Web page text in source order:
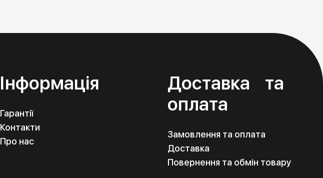
Інформація
Гарантії
Контакти
Про нас
Доставка та
оплата
Замовлення та оплата
Доставка
Повернення та обмін товару